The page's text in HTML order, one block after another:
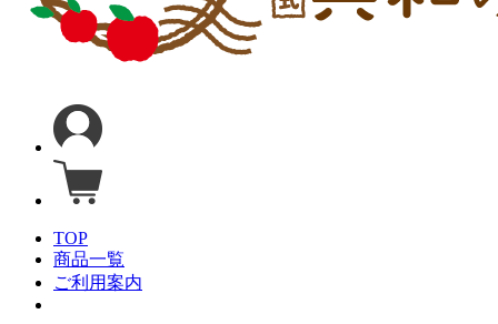
TOP
商品一覧
ご利用案内